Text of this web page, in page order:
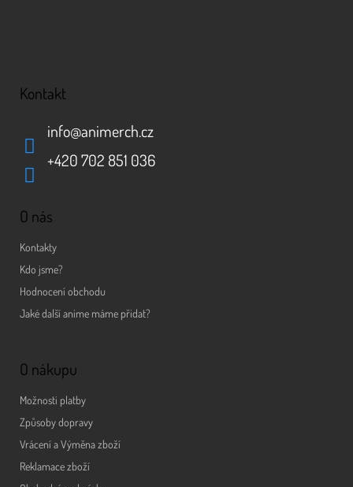
Kontakt
info@animerch.cz
+420 702 851 036
O nás
Kontakty
Kdo jsme?
Hodnocení obchodu
Jaké další anime máme přidat?
O nákupu
Možnosti platby
Způsoby dopravy
Vrácení a Výměna zboží
Reklamace zboží